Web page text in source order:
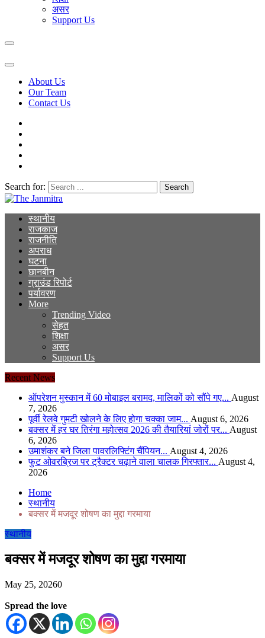
असर
Support Us
About Us
Our Team
Contact Us
Search for:
The Janmitra
The Janmitra
स्थानीय
राजकाज
राजनीति
अपराध
घटना
छानबीन
ग्राउंड रिपोर्ट
पर्यावरण
More
Trending Video
सेहत
शिक्षा
असर
Support Us
Recent News
ऑपरेशन मुस्कान में 60 मोबाइल बरामद, मालिकों को सौंपे गए... August
7, 2026
पूर्वी रेलवे गुमटी खोलने के लिए होगा चक्का जाम... August 6, 2026
बक्सर में हर घर तिरंगा महोत्सव 2026 की तैयारियां जोरों पर... August
6, 2026
उमाशंकर बने जिला पावरलिफ्टिंग चैंपियन... August 4, 2026
फुट ओवरब्रिज पर ट्रैक्टर चढ़ाने वाला चालक गिरफ्तार... August 4,
2026
Home
स्थानीय
बक्सर में मजदूर शोषण का मुद्दा गरमाया
स्थानीय
बक्सर में मजदूर शोषण का मुद्दा गरमाया
May 25, 20260
Spread the love